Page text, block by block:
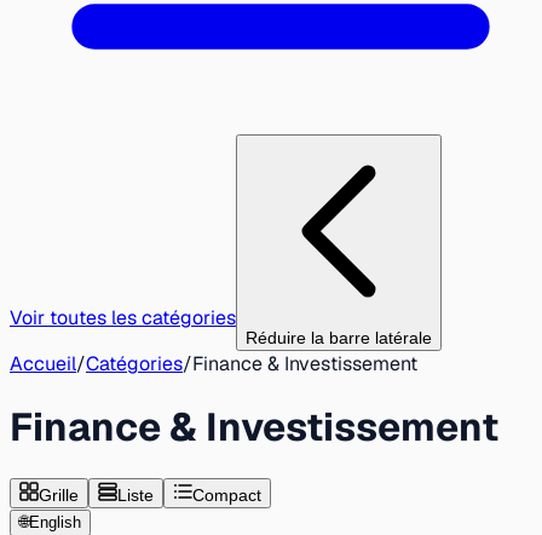
Voir toutes les catégories
Réduire la barre latérale
Accueil/Catégories/Finance & Investissement
Finance & Investissement
Grille Liste Compact
🌐English